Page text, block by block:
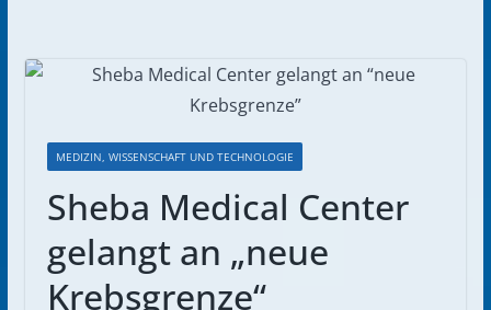
MEDIZIN, WISSENSCHAFT UND TECHNOLOGIE
Sheba Medical Center
gelangt an „neue
Krebsgrenze“